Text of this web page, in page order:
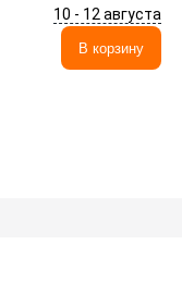
10 - 12 августа
В корзину